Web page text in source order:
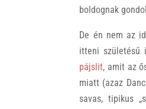
boldognak
De én nem az
itteni születésű
pájslit, amit az
miatt (azaz
savas, tipikus